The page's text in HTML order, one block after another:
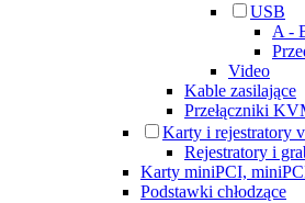
USB
A -
Video
Kable zasilające
Przełączniki
Karty i rejestratory
Rejestratory i
Karty miniPCI,
Podstawki chłodzące